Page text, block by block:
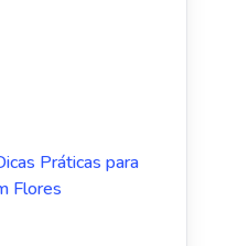
Práticas para
Flores